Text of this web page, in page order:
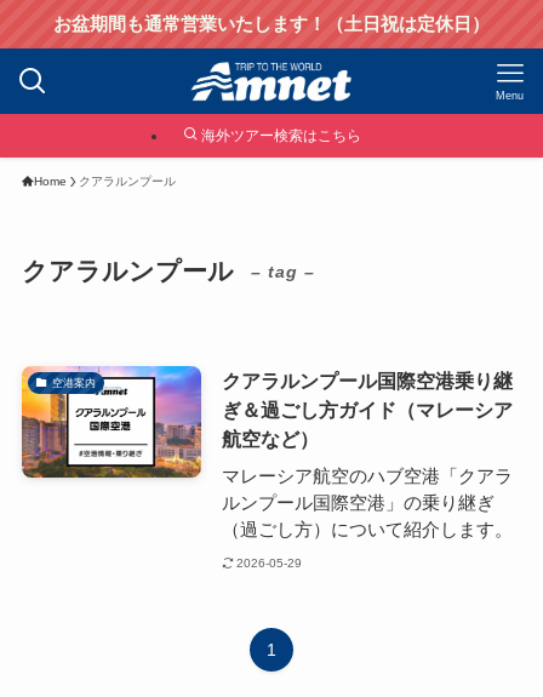
お盆期間も通常営業いたします！（土日祝は定休日）
Menu
海外ツアー検索はこちら
Home クアラルンプール
クアラルンプール – tag –
空港案内
クアラルンプール国際空港乗り継
ぎ＆過ごし方ガイド（マレーシア
航空など）
マレーシア航空のハブ空港「クアラ
ルンプール国際空港」の乗り継ぎ
（過ごし方）について紹介します。
2026-05-29
1